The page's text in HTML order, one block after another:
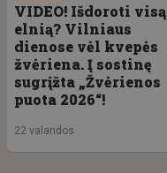
VIDEO! Išdoroti visą
elnią? Vilniaus
dienose vėl kvepės
žvėriena. Į sostinę
sugrįžta „Žvėrienos
puota 2026“!
22 valandos